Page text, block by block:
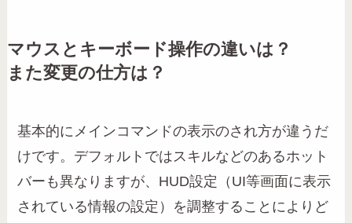
マウスとキーボード操作の違いは？
また変更の仕方は？
基本的にメインコマンドの表示のされ方が違うだ
けです。デフォルトではスキルなどのあるホット
バーも異なりますが、HUD設定（UI等画面に表示
されている情報の設定）を調整することによりど